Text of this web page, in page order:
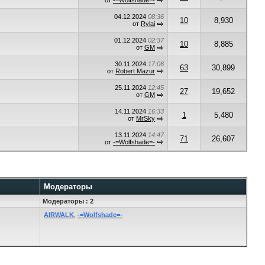
04.12.2024 08:36
от Rylai 10 8,930
01.12.2024 02:37
от GM 10 8,885
30.11.2024 17:06
от Robert Mazur 63 30,899
25.11.2024 12:45
от GM 27 19,652
14.11.2024 16:33
от MrSky 1 5,480
13.11.2024 14:47
от -=Wolfshade=- 71 26,607
Модераторы
Модераторы : 2
AIRWALK -=Wolfshade=-